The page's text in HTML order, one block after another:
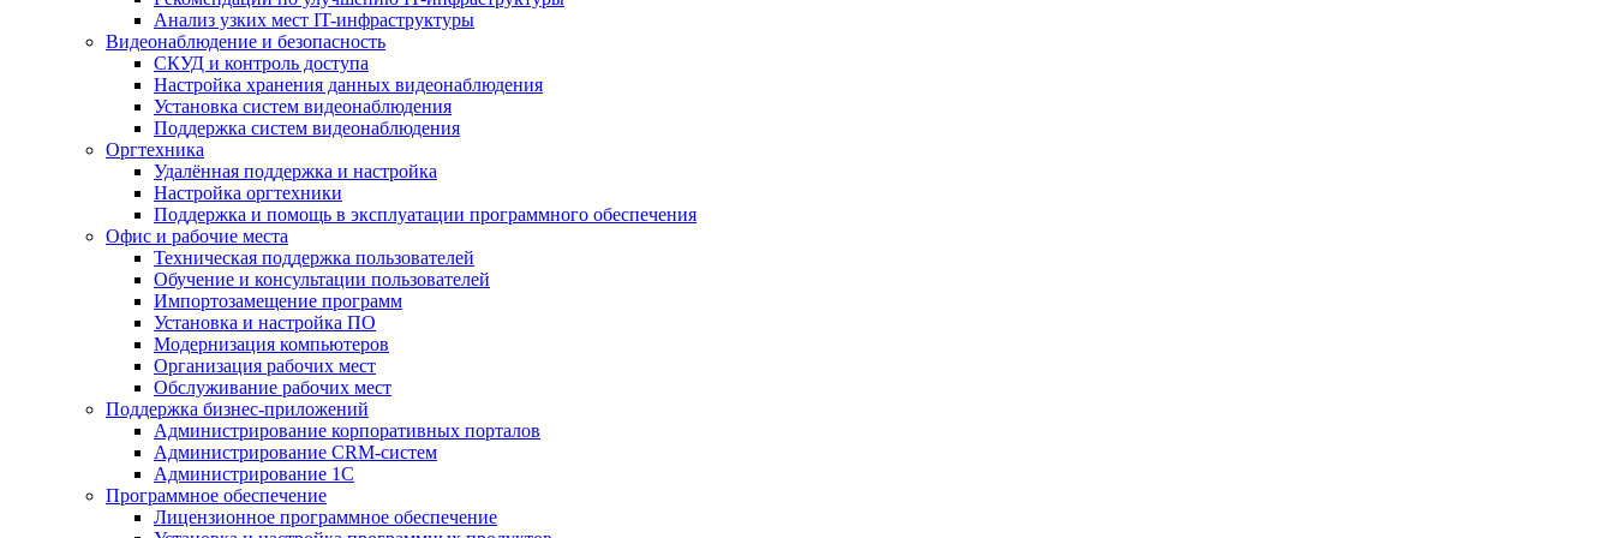
Анализ узких мест IT-инфраструктуры
Видеонаблюдение и безопасность
СКУД и контроль доступа
Настройка хранения данных видеонаблюдения
Установка систем видеонаблюдения
Поддержка систем видеонаблюдения
Оргтехника
Удалённая поддержка и настройка
Настройка оргтехники
Поддержка и помощь в эксплуатации программного обеспечения
Офис и рабочие места
Техническая поддержка пользователей
Обучение и консультации пользователей
Импортозамещение программ
Установка и настройка ПО
Модернизация компьютеров
Организация рабочих мест
Обслуживание рабочих мест
Поддержка бизнес-приложений
Администрирование корпоративных порталов
Администрирование CRM-систем
Администрирование 1С
Программное обеспечение
Лицензионное программное обеспечение